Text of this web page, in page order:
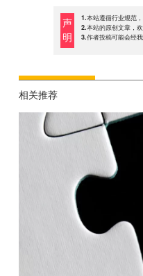
声
明
1.本站遵循行业规范
2.本站的原创文章，
3.作者投稿可能会经
相关推荐